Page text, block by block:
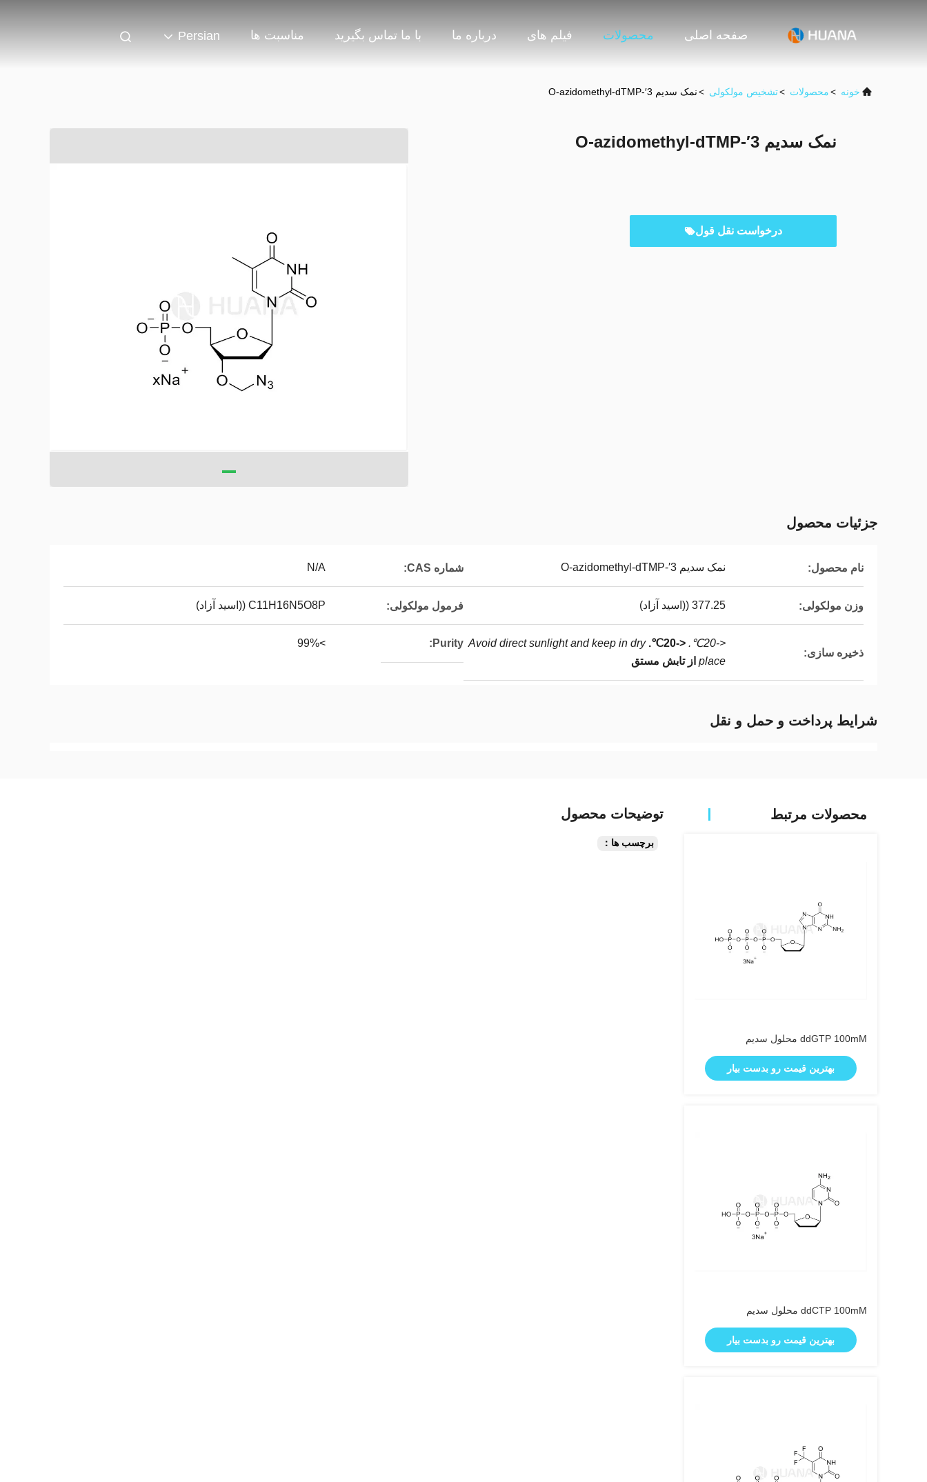
صفحه اصلی محصولات فیلم های درباره ما با ما تماس بگیرید مناسبت ها Persian
خونه >محصولات >تشخیص مولکولی >نمک سدیم 3′-O-azidomethyl-dTMP
نمک سدیم 3′-O-azidomethyl-dTMP
درخواست نقل قول
جزئیات محصول
نام محصول: نمک سدیم 3′-O-azidomethyl-dTMP شماره CAS: N/A
وزن مولکولی: 377.25 ((اسید آزاد) فرمول مولکولی: C11H16N5O8P ((اسید آزاد)
ذخیره سازی:
<-20℃.
<-20℃.
Avoid direct sunlight and keep in dry
place از تابش مستق
Purity:
>99%
شرایط پرداخت و حمل و نقل
محصولات مرتبط
ddGTP 100mM محلول سدیم
بهترین قیمت رو بدست بیار
ddCTP 100mM محلول سدیم
بهترین قیمت رو بدست بیار
توضیحات محصول
برچسب ها：